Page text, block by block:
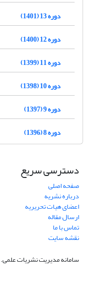
دوره 13 (1401)
دوره 12 (1400)
دوره 11 (1399)
دوره 10 (1398)
دوره 9 (1397)
دوره 8 (1396)
دسترسی سریع
صفحه اصلی
درباره نشریه
اعضای هیات تحریریه
ارسال مقاله
تماس با ما
نقشه سایت
سامانه مدیریت نشریات علمی.